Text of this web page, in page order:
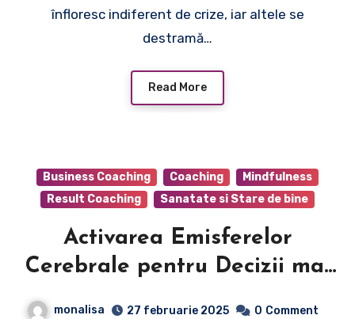
înfloresc indiferent de crize, iar altele se
destramă…
Read More
Business Coaching Coaching
Mindfulness
Result Coaching
Sanatate si Stare de bine
Activarea Emisferelor
Cerebrale pentru Decizii mai
monalisa 27 februarie 2025 0 Comment